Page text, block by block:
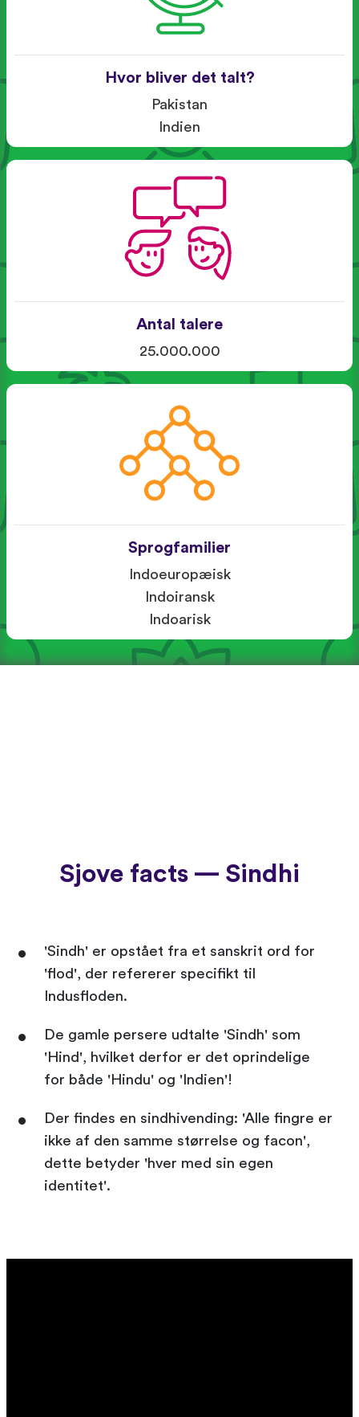
Hvor bliver det talt?
Pakistan
Indien
Antal talere
25.000.000
Sprogfamilier
Indoeuropæisk
Indoiransk
Indoarisk
Sjove facts — Sindhi
'Sindh' er opstået fra et sanskrit ord for
'flod', der refererer specifikt til
Indusfloden.
De gamle persere udtalte 'Sindh' som
'Hind', hvilket derfor er det oprindelige
for både 'Hindu' og 'Indien'!
Der findes en sindhivending: 'Alle fingre er
ikke af den samme størrelse og facon',
dette betyder 'hver med sin egen
identitet'.